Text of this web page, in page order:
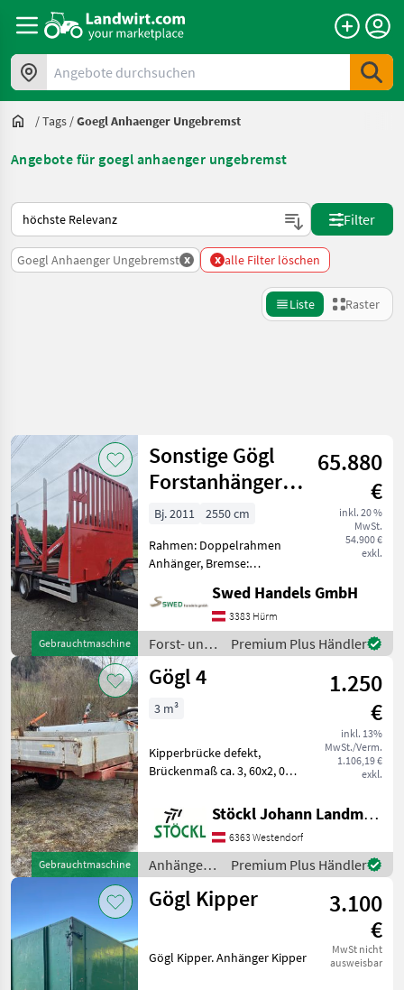
Angebote durchsuchen
/Tags /Goegl Anhaenger Ungebremst
Angebote für goegl anhaenger ungebremst
So wird auf Landwirt.com sortiert
Filter
Goegl Anhaenger Ungebremst x x alle Filter löschen
Liste Raster
Kategorie 2 Land Filter
AKTUELLER
PFAD
Anhaenger
Ungebremst
KATEGORIE
WÄHLEN
Landtechnik
7
Forsttechnik
2
MARKTPLATZ
Marktplatz Händlerangebote
Zurücksetzen
9
Ergebnisse
anzeigen
Gebrauchtmaschine
Sonstige Gögl
Forstanhänger
mit Palfinger
Kran
65.880
€
inkl. 20 %
MwSt.
54.900 €
exkl.
Bj. 2011
2550 cm
Rahmen: Doppelrahmen
Anhänger, Bremse:
Kransteuerung:
Kreuzhebelsteuerung,
Bauartgeschwindigkeit
(km/h): 40 km/h, Anzahl
Achsen: Tandemachser,
Untenanhän
Swed Handels GmbH
3383 Hürm
Forst- und
Holztechnik
/ Sonstige
Premium Plus Händler
Gebrauchtmaschine
Gögl 4
1.250
€
inkl. 13%
MwSt./Verm.
1.106,19 €
exkl.
3 m³
Kipperbrücke defekt,
Brückenmaß ca. 3, 60x2, 0m,
Bereifung 12.5/80-15, 3,
Standort Westendorf (B)
Anhänger Kipper
Stöckl Johann Landmaschinen GesmbH & Co KG
6363 Westendorf
Anhänger /
Gögl
Premium Plus Händler
Gögl Kipper
3.100
€
MwSt nicht
ausweisbar
Gögl Kipper. Anhänger Kipper